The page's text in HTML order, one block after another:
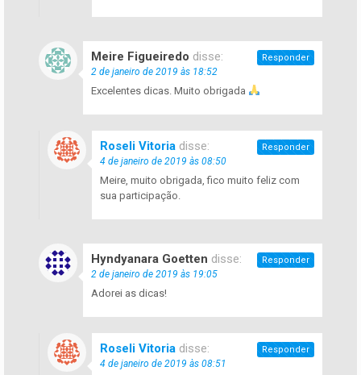
Meire Figueiredo disse:
2 de janeiro de 2019 às 18:52
Excelentes dicas. Muito obrigada
Responder
Roseli Vitoria disse:
4 de janeiro de 2019 às 08:50
Meire, muito obrigada, fico muito feliz com
sua participação.
Responder
Hyndyanara Goetten disse:
2 de janeiro de 2019 às 19:05
Adorei as dicas!
Responder
Roseli Vitoria disse:
4 de janeiro de 2019 às 08:51
Responder